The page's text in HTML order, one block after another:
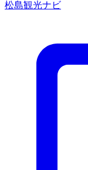
松島観光ナビ